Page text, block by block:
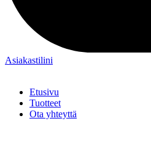
Asiakastilini
Etusivu
Tuotteet
Ota yhteyttä